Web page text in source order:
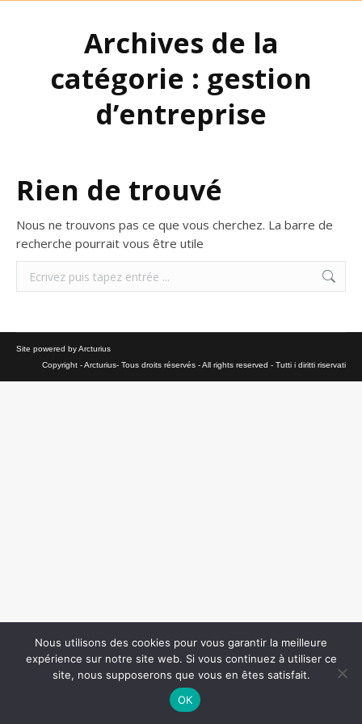
Archives de la
catégorie : gestion
d’entreprise
Rien de trouvé
Nous ne trouvons pas ce que vous cherchez. La barre de
recherche pourrait vous être utile
Search:
Site powered by Arcturius
Copyright - Arcturius- Tous droits réservés - All rights reserved - Tutti i diritti riservati
Nous utilisons des cookies pour vous garantir la meilleure
expérience sur notre site web. Si vous continuez à utiliser ce
site, nous supposerons que vous en êtes satisfait.
OK